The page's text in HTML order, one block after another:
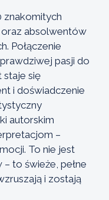
znakomitych
absolwentów
Połączenie
pasji do
staje się
i doświadczenie
autorskim
–
To nie jest
to świeże, pełne
i zostają